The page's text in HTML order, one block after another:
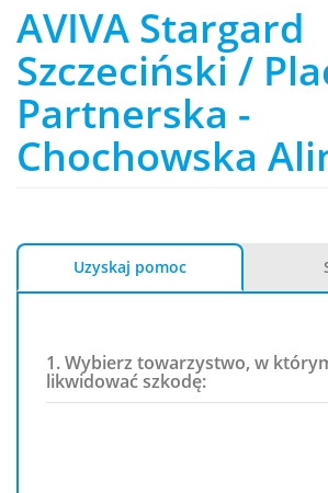
AVIVA Stargard
Szczeciński /
Partnerska -
Chochowska
Uzyskaj pomoc
1. Wybierz towarzystwo, w
likwidować szkodę: